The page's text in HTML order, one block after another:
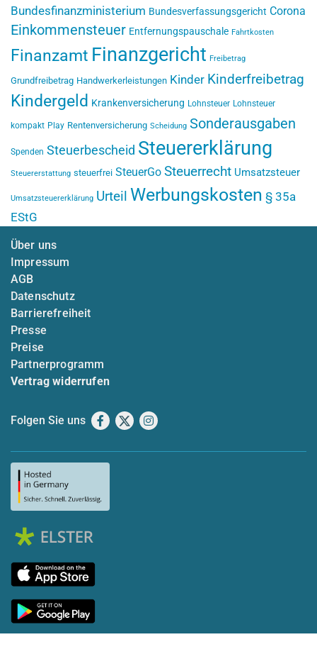
Bundesfinanzministerium Bundesverfassungsgericht Corona
Einkommensteuer Entfernungspauschale Fahrtkosten
Finanzamt Finanzgericht Freibetrag
Grundfreibetrag Handwerkerleistungen Kinder Kinderfreibetrag
Kindergeld Krankenversicherung Lohnsteuer Lohnsteuer
kompakt Play Rentenversicherung Scheidung Sonderausgaben
Spenden Steuerbescheid Steuererklärung
Steuererstattung steuerfrei SteuerGo Steuerrecht Umsatzsteuer
Umsatzsteuererklärung Urteil Werbungskosten § 35a
EStG
Über uns
Impressum
AGB
Datenschutz
Barrierefreiheit
Presse
Preise
Partnerprogramm
Vertrag widerrufen
Folgen Sie uns Facebook
X Instagram